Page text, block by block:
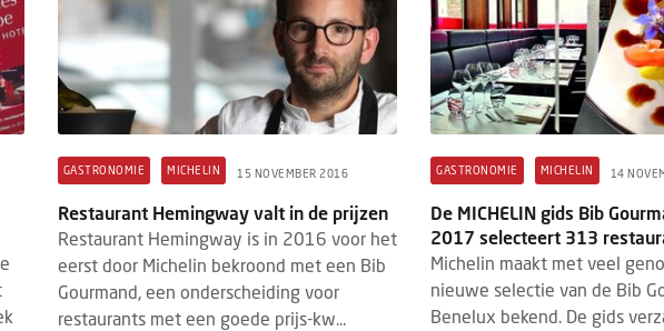
GASTRONOMIE MICHELIN 15 NOVEMBER 2016
Restaurant Hemingway valt in de prijzen
Restaurant Hemingway is in 2016 voor het
eerst door Michelin bekroond met een Bib
Gourmand, een onderscheiding voor
restaurants met een goede prijs-kw...
GASTRONOMIE MICHELIN 14
De MICHELIN gids Bib
2017 selecteert 313
Michelin maakt met veel
nieuwe selectie van de Bib
Benelux bekend. De gids